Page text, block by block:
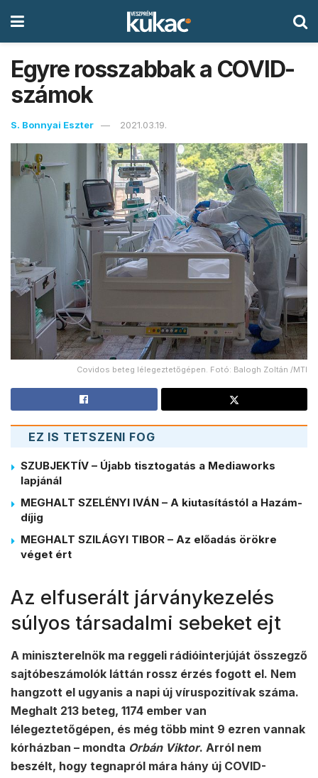
Egyre rosszabbak a COVID-
számok
S. Bonnyai Eszter 2021.03.19.
Covidos beteg lélegeztetőgépen. Fotó: Balogh Zoltán /MTI
EZ IS TETSZENI FOG
SZUBJEKTÍV – Újabb tisztogatás a Mediaworks
lapjánál
MEGHALT SZELÉNYI IVÁN – A kiutasítástól a Hazám-
díjig
MEGHALT SZILÁGYI TIBOR – Az előadás örökre
véget ért
Az elfuserált járványkezelés
súlyos társadalmi sebeket ejt
A miniszterelnök ma reggeli rádióinterjúját összegző
sajtóbeszámolók láttán rossz érzés fogott el. Nem
hangzott el ugyanis a napi új víruspozitívak száma.
Meghalt 213 beteg, 1174 ember van
lélegeztetőgépen, és még több mint 9 ezren vannak
kórházban – mondta Orbán Viktor. Arról nem
beszélt, hogy tegnapról mára hány új COVID-